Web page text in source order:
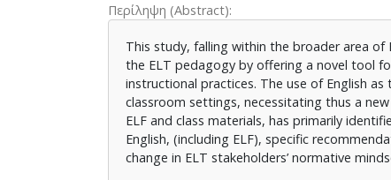
Περίληψη (Abstract)
This study, falling within the broader area
the ELT pedagogy by offering a novel tool
instructional practices. The use of English
classroom settings, necessitating thus a
ELF and class materials, has primarily
English, (including ELF), specific
change in ELT stakeholders’ normative